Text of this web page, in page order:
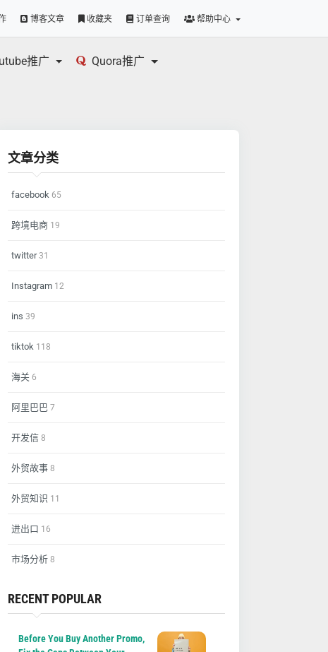
博客文章 收藏夹 订单查询 帮助中心
推广 Quora推广
文章分类
facebook 65
跨境电商 19
twitter31
Instagram 12
ins 39
tiktok 118
海关 6
阿里巴巴 7
开发信 8
外贸故事 8
外贸知识 11
进出口 16
市场分析 8
RECENT POPULAR
Before You Buy Another Promo,